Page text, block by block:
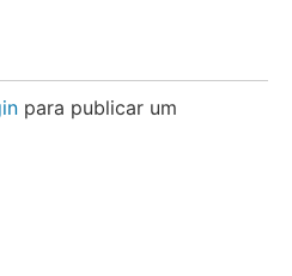
para publicar um